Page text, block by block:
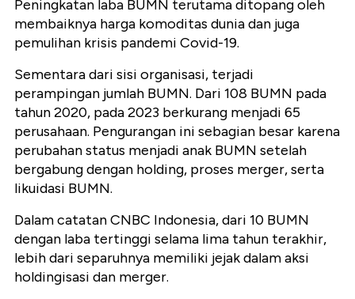
Peningkatan laba BUMN terutama ditopang oleh
membaiknya harga komoditas dunia dan juga
pemulihan krisis pandemi Covid-19.
Sementara dari sisi organisasi, terjadi
perampingan jumlah BUMN. Dari 108 BUMN pada
tahun 2020, pada 2023 berkurang menjadi 65
perusahaan. Pengurangan ini sebagian besar karena
perubahan status menjadi anak BUMN setelah
bergabung dengan holding, proses merger, serta
likuidasi BUMN.
Dalam catatan CNBC Indonesia, dari 10 BUMN
dengan laba tertinggi selama lima tahun terakhir,
lebih dari separuhnya memiliki jejak dalam aksi
holdingisasi dan merger.